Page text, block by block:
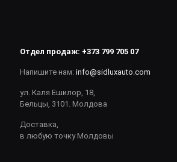
Отдел продаж: +373 799 705 07
Напишите нам: info@sidluxauto.com
ул. Каля Ешилор, 18,
Бельцы, 3101. Молдова
Доставка,
в любую точку Молдовы